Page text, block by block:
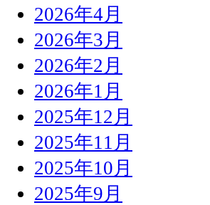
2026年4月
2026年3月
2026年2月
2026年1月
2025年12月
2025年11月
2025年10月
2025年9月